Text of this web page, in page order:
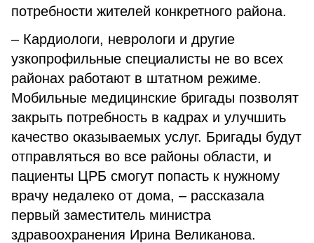
потребности жителей конкретного района.
– Кардиологи, неврологи и другие
узкопрофильные специалисты не во всех
районах работают в штатном режиме.
Мобильные медицинские бригады позволят
закрыть потребность в кадрах и улучшить
качество оказываемых услуг. Бригады будут
отправляться во все районы области, и
пациенты ЦРБ смогут попасть к нужному
врачу недалеко от дома, – рассказала
первый заместитель министра
здравоохранения Ирина Великанова.